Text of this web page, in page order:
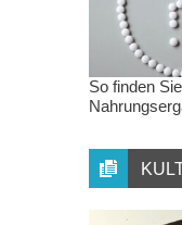
So finden